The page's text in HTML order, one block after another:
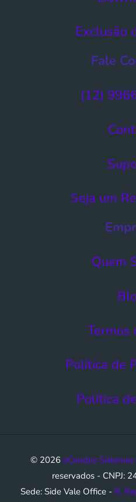
Exclusão
Fale
(12)
Seja um
Quem
Termos
Política de
Política
© 2026 eCondos
reservados - CNPJ:
Sede: Side Vale Office - R.